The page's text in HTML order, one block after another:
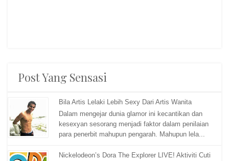
Post Yang Sensasi
Bila Artis Lelaki Lebih Sexy Dari Artis Wanita
Dalam mengejar dunia glamor ini kecantikan dan
kesexyan sesorang menjadi faktor dalam penilaian
para penerbit mahupun pengarah. Mahupun lela...
Nickelodeon’s Dora The Explorer LIVE! Aktiviti Cuti